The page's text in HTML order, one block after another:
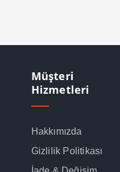
Müşteri
Hizmetleri
Hakkımızda
Gizlilik Politikası